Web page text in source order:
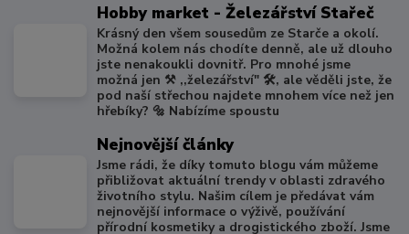
Hobby market - Železářství Stařeč
Krásný den všem sousedům ze Starče a okolí.
Možná kolem nás chodíte denně, ale už dlouho
jste nenakoukli dovnitř. Pro mnohé jsme
možná jen ⚒️ ,,železářství" 🛠️, ale věděli jste, že
pod naší střechou najdete mnohem více než jen
hřebíky? 🔩 Nabízíme spoustu
Nejnovější články
Jsme rádi, že díky tomuto blogu vám můžeme
přibližovat aktuální trendy v oblasti zdravého
životního stylu. Našim cílem je předávat vám
nejnovější informace o výživě, používání
přírodní kosmetiky a drogistického zboží. Jsme